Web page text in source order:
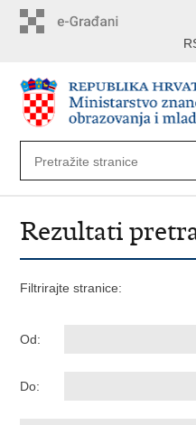
Rezultati
Filtrirajte stranice:
Od:
Do: